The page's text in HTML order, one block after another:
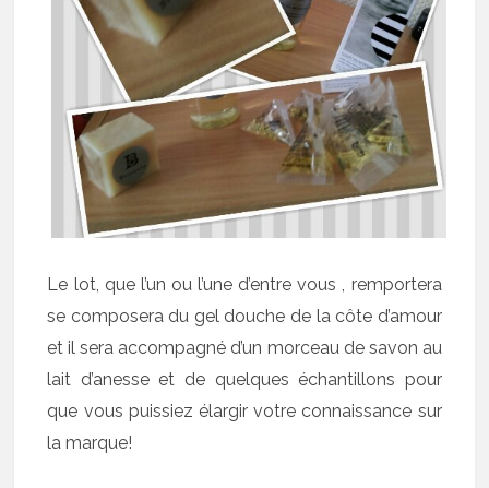
Le lot, que l’un ou l’une d’entre vous , remportera
se composera du gel douche de la côte d’amour
et il sera accompagné d’un morceau de savon au
lait d’anesse et de quelques échantillons pour
que vous puissiez élargir votre connaissance sur
la marque!